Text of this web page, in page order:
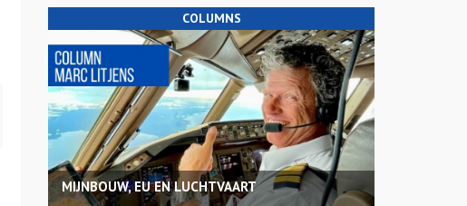
COLUMNS
MIJNBOUW, EU EN LUCHTVAART